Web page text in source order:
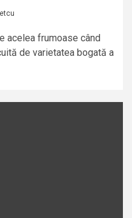
acelea frumoase când
de varietatea bogată a